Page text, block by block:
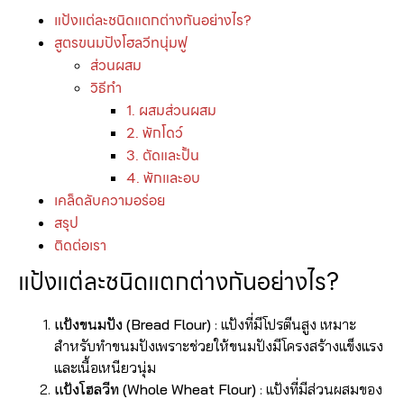
แป้งแต่ละชนิดแตกต่างกันอย่างไร?
สูตรขนมปังโฮลวีทนุ่มฟู
ส่วนผสม
วิธีทำ
1. ผสมส่วนผสม
2. พักโดว์
3. ตัดและปั้น
4. พักและอบ
เคล็ดลับความอร่อย
สรุป
ติดต่อเรา
แป้งแต่ละชนิดแตกต่างกันอย่างไร?
แป้งขนมปัง (Bread Flour) : แป้งที่มีโปรตีนสูง เหมาะ
สำหรับทำขนมปังเพราะช่วยให้ขนมปังมีโครงสร้างแข็งแรง
และเนื้อเหนียวนุ่ม
แป้งโฮลวีท (Whole Wheat Flour) : แป้งที่มีส่วนผสมของ